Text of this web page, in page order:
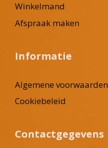
Winkelmand
Afspraak maken
Informatie
Algemene voorwaarden
Cookiebeleid
Contactgegevens